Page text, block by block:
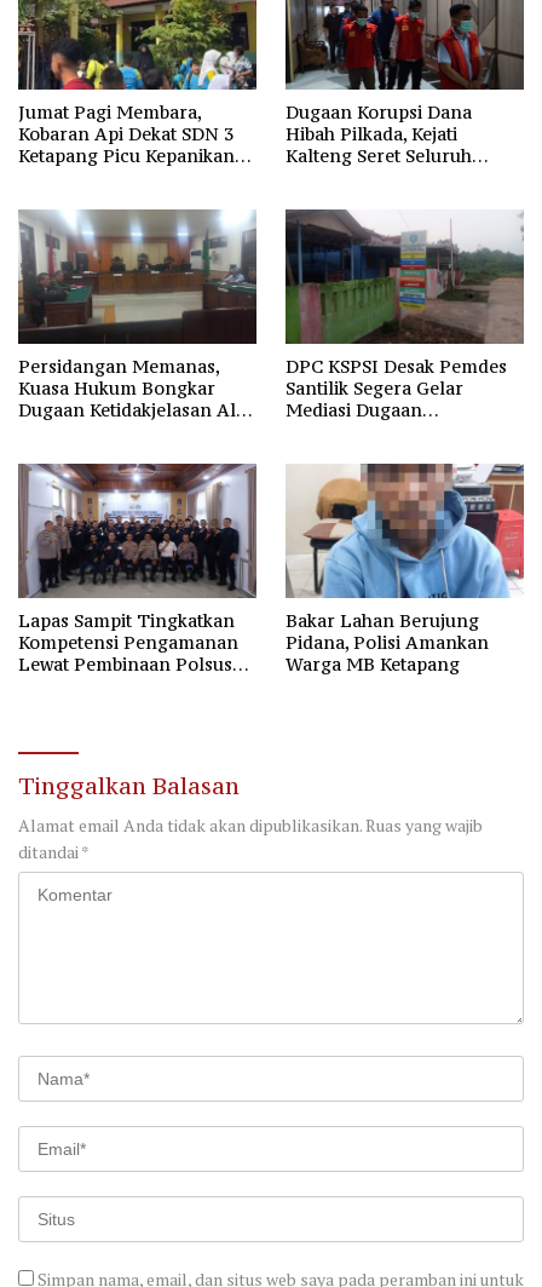
Jumat Pagi Membara,
Kobaran Api Dekat SDN 3
Ketapang Picu Kepanikan
Dugaan Korupsi Dana
Hibah Pilkada, Kejati
Kalteng Seret Seluruh
Persidangan Memanas,
Kuasa Hukum Bongkar
Dugaan Ketidakjelasan Alur
DPC KSPSI Desak Pemdes
Santilik Segera Gelar
Mediasi Dugaan
Lapas Sampit Tingkatkan
Kompetensi Pengamanan
Lewat Pembinaan Polsus
Bakar Lahan Berujung
Pidana, Polisi Amankan
Warga MB Ketapang
Tinggalkan Balasan
Alamat email Anda tidak akan dipublikasikan.Ruas yang wajib
ditandai *
Simpan nama, email, dan situs web saya pada peramban ini untuk